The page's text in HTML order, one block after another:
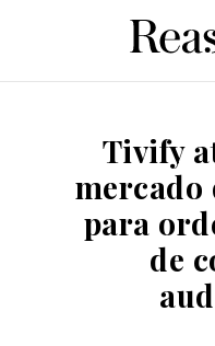
Tivify
mercado
para
de